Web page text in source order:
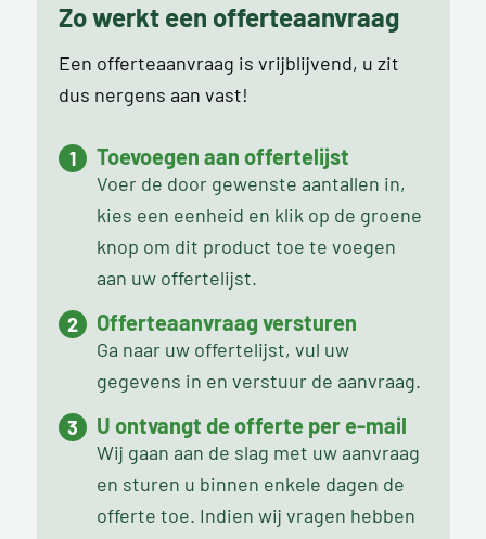
Zo werkt een offerteaanvraag
Een offerteaanvraag is vrijblijvend, u zit
dus nergens aan vast!
Toevoegen aan offertelijst
Voer de door gewenste aantallen in,
kies een eenheid en klik op de groene
knop om dit product toe te voegen
aan uw offertelijst.
Offerteaanvraag versturen
Ga naar uw offertelijst, vul uw
gegevens in en verstuur de aanvraag.
U ontvangt de offerte per e-mail
Wij gaan aan de slag met uw aanvraag
en sturen u binnen enkele dagen de
offerte toe. Indien wij vragen hebben